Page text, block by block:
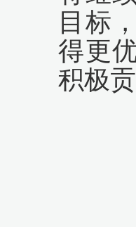
目标
得更
积极贡